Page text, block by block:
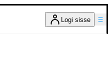
Logi sisse